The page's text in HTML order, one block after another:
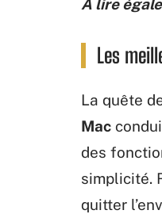
A lire
Les
La quête
Mac
des
simplicité.
quitter